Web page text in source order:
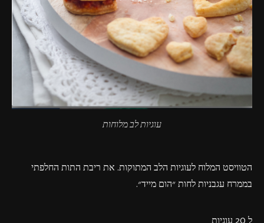
עוגיות לב מלוחות
הטוויסט המלוח לעוגיות הלב המתוקות. את ריבת התות החלפתי
בממרח עגבניות לחות ״הום מייד״.